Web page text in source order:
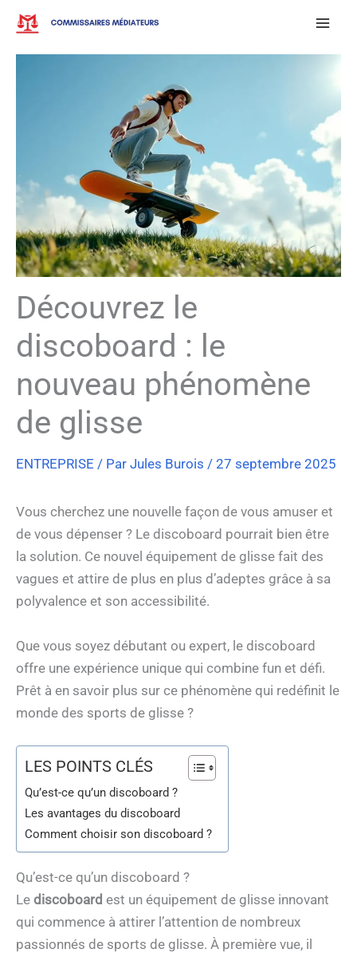
Aller
contenu
Découvrez le
discoboard : le
nouveau phénomène
de glisse
ENTREPRISE / Par Jules Burois / 27 septembre 2025
Vous cherchez une nouvelle façon de vous amuser et
de vous dépenser ? Le discoboard pourrait bien être
la solution. Ce nouvel équipement de glisse fait des
vagues et attire de plus en plus d’adeptes grâce à sa
polyvalence et son accessibilité.
Que vous soyez débutant ou expert, le discoboard
offre une expérience unique qui combine fun et défi.
Prêt à en savoir plus sur ce phénomène qui redéfinit le
monde des sports de glisse ?
LES POINTS CLÉS
Qu’est-ce qu’un discoboard ?
Les avantages du discoboard
Comment choisir son discoboard ?
Qu’est-ce qu’un discoboard ?
Le discoboard est un équipement de glisse innovant
qui commence à attirer l’attention de nombreux
passionnés de sports de glisse. À première vue, il